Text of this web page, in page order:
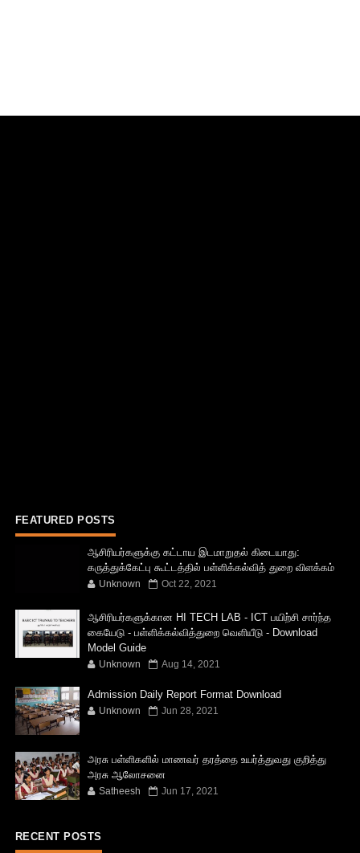
FEATURED POSTS
ஆசிரியர்களுக்கு கட்டாய இடமாறுதல் கிடையாது:
கருத்துக்கேட்பு கூட்டத்தில் பள்ளிக்கல்வித் துறை விளக்கம்
Unknown Oct 22, 2021
ஆசிரியர்களுக்கான HI TECH LAB - ICT பயிற்சி சார்ந்த
கையேடு - பள்ளிக்கல்வித்துறை வெளியீடு - Download
Model Guide
Unknown Aug 14, 2021
Admission Daily Report Format Download
Unknown Jun 28, 2021
அரசு பள்ளிகளில் மாணவர் தரத்தை உயர்த்துவது குறித்து
அரசு ஆலோசனை
Satheesh Jun 17, 2021
RECENT POSTS